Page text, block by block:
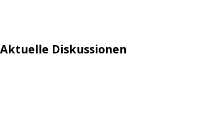
Aktuelle Diskussionen